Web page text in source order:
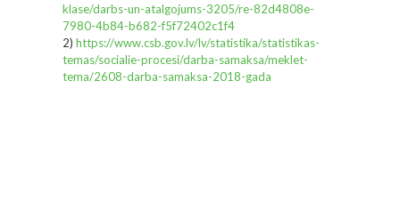
klase/darbs-un-atalgojums-3205/re-82d4808e-
7980-4b84-b682-f5f72402c1f4
2) https://www.csb.gov.lv/lv/statistika/statistikas-
temas/socialie-procesi/darba-samaksa/meklet-
tema/2608-darba-samaksa-2018-gada